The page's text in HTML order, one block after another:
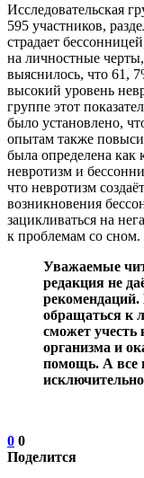
Исследовательская
595 участников,
страдает
на личностные
выяснилось, что 61,
высокий уровень
группе этот
было установлено,
опытам также
была определена
невротизм и
что невротизм
возникновения
зацикливаться на
к проблемам со сном.
Уважаемые
редакция не
рекомендаций.
обращаться к
сможет учесть
организма и
помощь. А все
0 0
Поделится